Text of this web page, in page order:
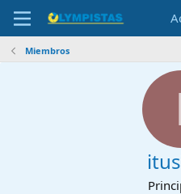
Miembros